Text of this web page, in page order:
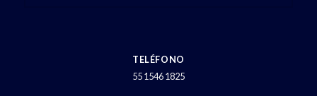
TELÉFONO
55 1546 1825